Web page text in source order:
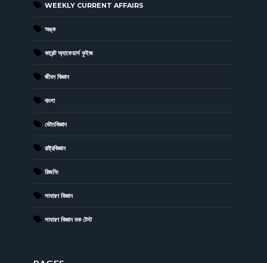
WEEKLY CURRENT AFFAIRS
অঙ্ক
কারেন্ট অ্যাফেয়ার্স কুইজ
জীবন বিজ্ঞান
বাংলা
ভৌতবিজ্ঞান
রাষ্ট্রবিজ্ঞান
রিজনিং
সাধারণ বিজ্ঞান
সাধারণ বিজ্ঞান মক টেস্ট